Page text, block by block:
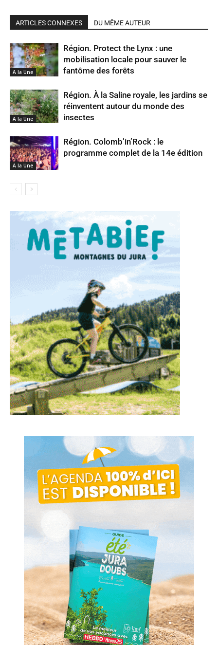
ARTICLES CONNEXES DU MÊME AUTEUR
A la Une
Région. Protect the Lynx : une
mobilisation locale pour sauver le
fantôme des forêts
A la Une
Région. À la Saline royale, les jardins se
réinventent autour du monde des
insectes
A la Une
Région. Colomb’in’Rock : le
programme complet de la 14e édition